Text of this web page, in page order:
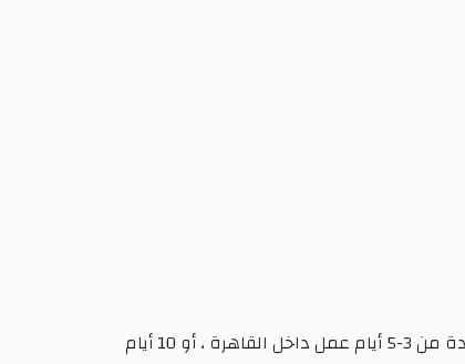
• قبل إتمام عملية التبديل أو الإرجاع، يتم إرسال القطع المراد تبديلها إلى الإدارة لفحصها وتقييمها، وهذا الإجراء يستغرق عادة من 3-5 أيام عمل داخل القاهرة ، أو 10 أيام